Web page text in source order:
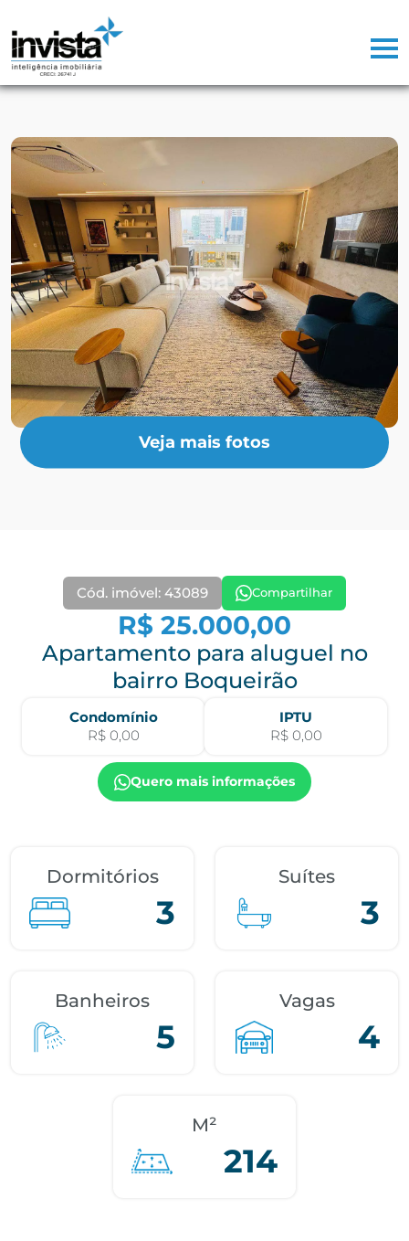
Veja mais fotos
Cód. imóvel: 43089 Compartilhar
R$ 25.000,00
Apartamento para aluguel no
bairro Boqueirão
Condomínio
R$ 0,00
IPTU
R$ 0,00
Quero mais informações
Dormitórios
3
Suítes
3
Banheiros
5
Vagas
4
M²
214